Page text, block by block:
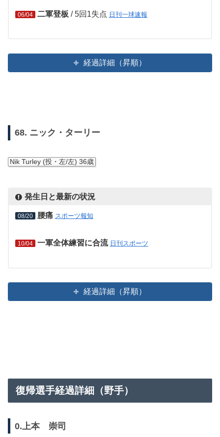
06/04 二軍登板 / 5回1失点 日刊一球速報
経過詳細（昇順）
68. ニック・ターリー
Nik Turley (投・左/左) 36歳
発生日と最新の状況
08/20 腰痛 スポーツ報知
10/04 一軍全体練習に合流 日刊スポーツ
経過詳細（昇順）
復帰選手経過詳細（野手）
0.上本 崇司